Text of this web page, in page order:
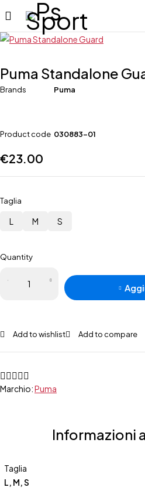
Puma Standalone
Brands Puma
Product code 030883-01
€23.00
Taglia
L M S
Quantity
Add to wishlist Add to compare
Marchio:Puma
Informazioni
Taglia
L, M, S